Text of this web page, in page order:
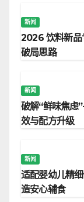
新闻
2026 饮料新品
破局思路
新闻
破解“鲜味焦
效与配方升级
新闻
适配婴幼儿精
造安心辅食